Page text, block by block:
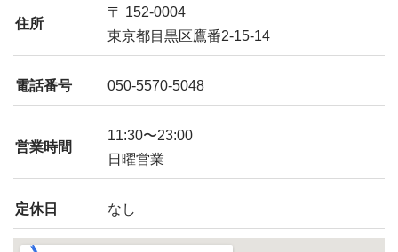
住所
〒 152-0004
東京都目黒区鷹番2-15-14
電話番号 050-5570-5048
営業時間
11:30〜23:00
日曜営業
定休日 なし